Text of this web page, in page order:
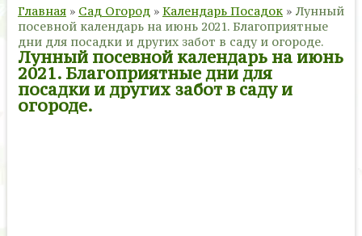
Главная » Сад Огород » Календарь Посадок » Лунный
посевной календарь на июнь 2021. Благоприятные
дни для посадки и других забот в саду и огороде.
Лунный посевной календарь на июнь
2021. Благоприятные дни для
посадки и других забот в саду и
огороде.